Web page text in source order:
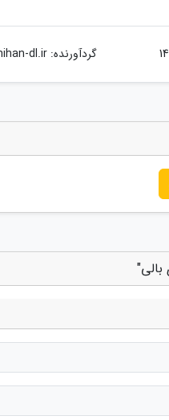
گردآورنده:dl.ir